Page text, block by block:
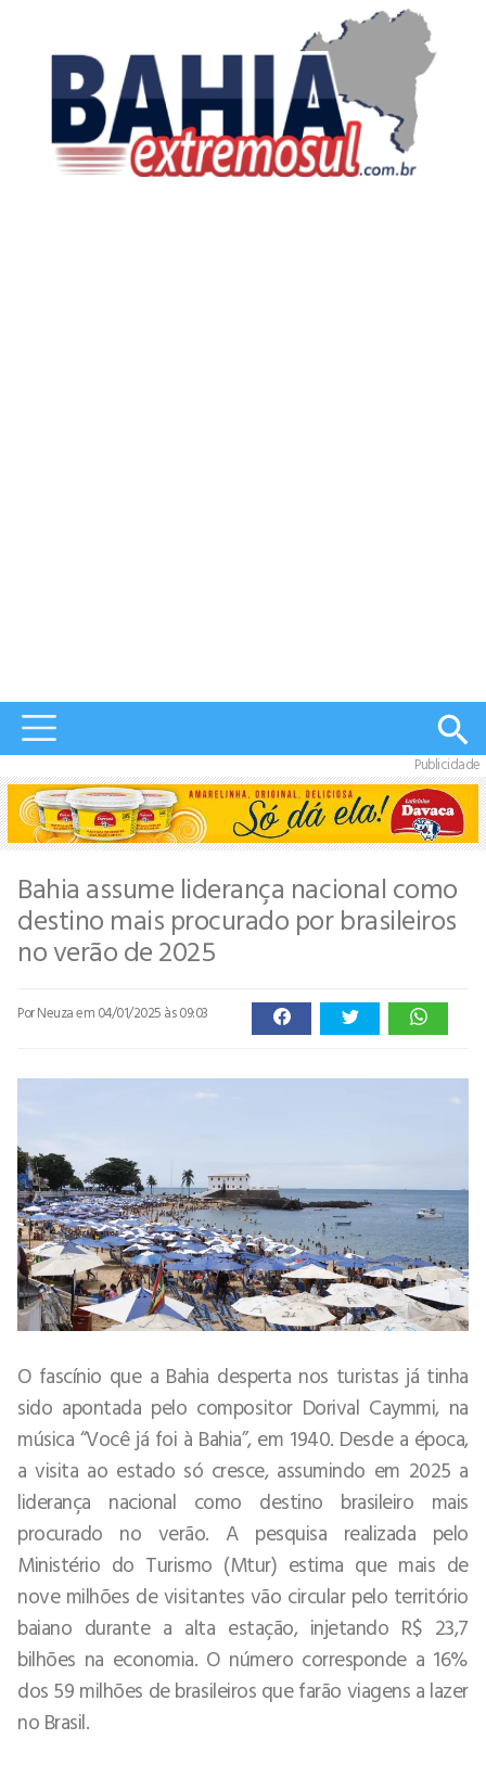
Publicidade
Bahia assume liderança nacional como
destino mais procurado por brasileiros
no verão de 2025
Por Neuzaem 04/01/2025 às 09:03
O fascínio que a Bahia desperta nos turistas já tinha
sido apontada pelo compositor Dorival Caymmi, na
música “Você já foi à Bahia”, em 1940. Desde a época,
a visita ao estado só cresce, assumindo em 2025 a
liderança nacional como destino brasileiro mais
procurado no verão. A pesquisa realizada pelo
Ministério do Turismo (Mtur) estima que mais de
nove milhões de visitantes vão circular pelo território
baiano durante a alta estação, injetando R$ 23,7
bilhões na economia. O número corresponde a 16%
dos 59 milhões de brasileiros que farão viagens a lazer
no Brasil.